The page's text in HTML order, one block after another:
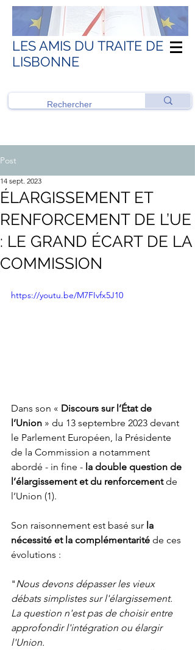
LES AMIS DU TRAITE DE
LISBONNE
Post
ÉLARGISSEMENT ET
RENFORCEMENT DE L’UE
: LE GRAND ÉCART DE LA
COMMISSION
14 sept. 2023
https://youtu.be/M7FIvfx5J10
Dans son « Discours sur l’État de
l’Union » du 13 septembre 2023 devant
le Parlement Européen, la Présidente
de la Commission a notamment
abordé - in fine - la double question de
l’élargissement et du renforcement de
l’Union (1).
Son raisonnement est basé sur la
nécessité et la complémentarité de ces
évolutions :
" Nous devons dépasser les vieux
débats simplistes sur l'élargissement.
La question n'est pas de choisir entre
approfondir l'intégration ou élargir
l'Union.